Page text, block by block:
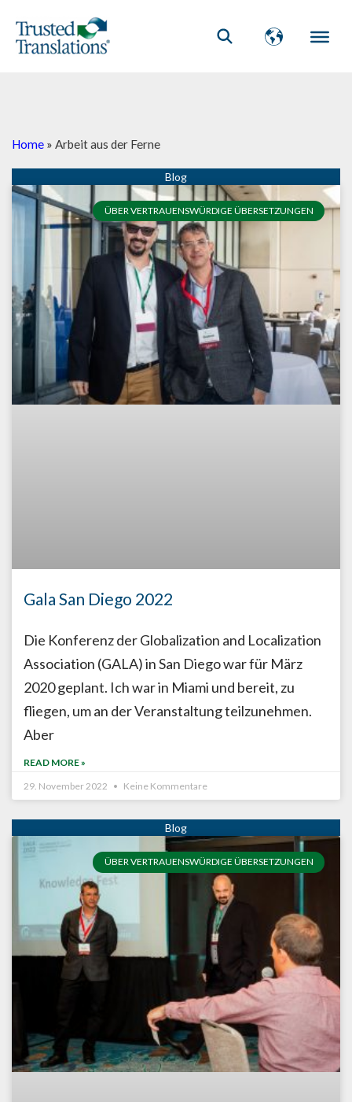
Home » Arbeit aus der Ferne
ÜBER VERTRAUENSWÜRDIGE ÜBERSETZUNGEN
Gala San Diego 2022
Die Konferenz der Globalization and Localization
Association (GALA) in San Diego war für März
2020 geplant. Ich war in Miami und bereit, zu
fliegen, um an der Veranstaltung teilzunehmen.
Aber
READ MORE »
29. November 2022
Keine Kommentare
ÜBER VERTRAUENSWÜRDIGE ÜBERSETZUNGEN